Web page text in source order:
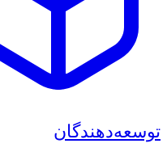
توسعه‌دهندگان